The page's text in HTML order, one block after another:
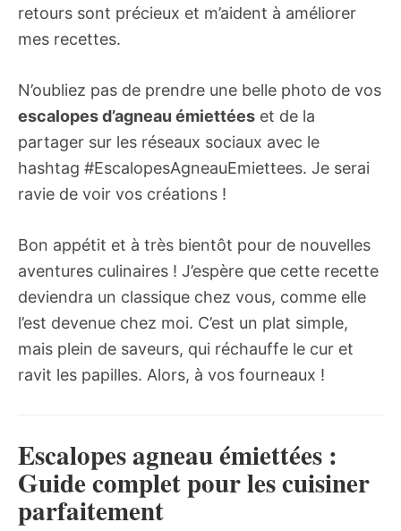
retours sont précieux et m’aident à améliorer
mes recettes.
N’oubliez pas de prendre une belle photo de vos
escalopes d’agneau émiettées et de la
partager sur les réseaux sociaux avec le
hashtag #EscalopesAgneauEmiettees. Je serai
ravie de voir vos créations !
Bon appétit et à très bientôt pour de nouvelles
aventures culinaires ! J’espère que cette recette
deviendra un classique chez vous, comme elle
l’est devenue chez moi. C’est un plat simple,
mais plein de saveurs, qui réchauffe le cur et
ravit les papilles. Alors, à vos fourneaux !
Escalopes agneau émiettées :
Guide complet pour les cuisiner
parfaitement